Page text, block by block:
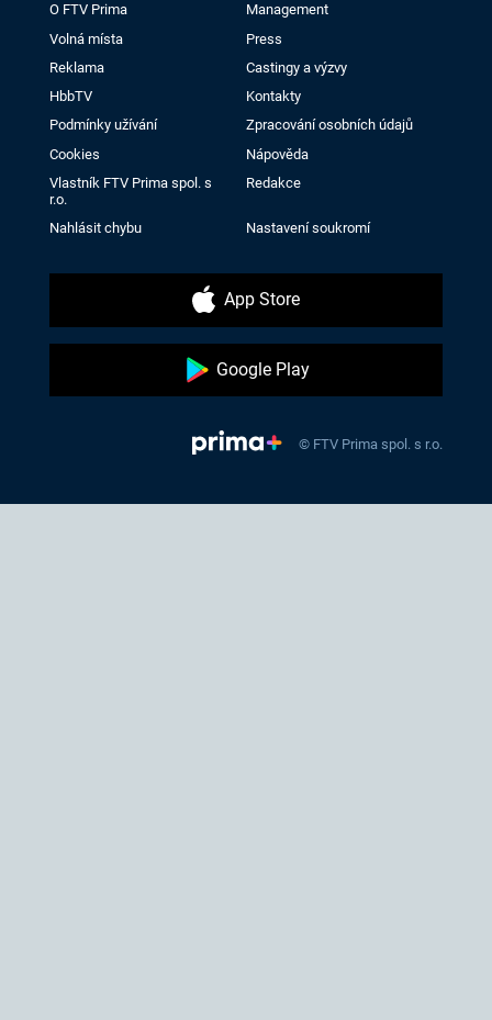
O FTV Prima
Management
Volná místa
Press
Reklama
Castingy a výzvy
HbbTV
Kontakty
Podmínky užívání
Zpracování osobních údajů
Cookies
Nápověda
Vlastník FTV Prima spol. s
r.o.
Redakce
Nahlásit chybu Nastavení soukromí
App Store
Google Play
© FTV Prima spol. s r.o.